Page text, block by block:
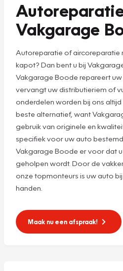
Vakgarage
Autoreparatie of
kapot? Dan bent u bij
Vakgarage Boode repareert
vervangt uw distributieriem of
onderdelen worden bij ons
beste alternatief, want
gebruik van originele en
specifiek voor uw auto
Vakgarage Boode er voor dat
geholpen wordt. Door de
onze topmonteurs is uw auto
handen.
Maak nu een afspraak!